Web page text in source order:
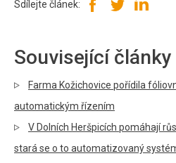
Sdílejte článek:
Související články
Farma Kožichovice pořídila
automatickým řízením
V Dolních Heršpicích pomáhají
stará se o to automatizovaný